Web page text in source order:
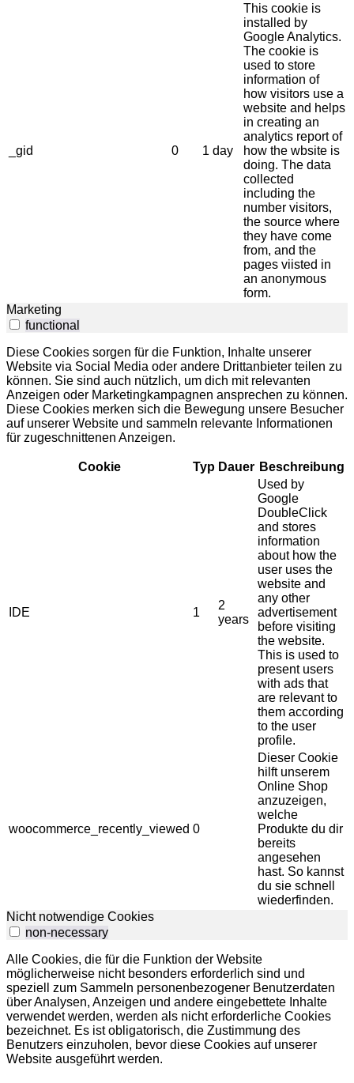
_gid 0 1 day
This cookie is
installed by
Google Analytics.
The cookie is
used to store
information of
how visitors use a
website and helps
in creating an
analytics report of
how the wbsite is
doing. The data
collected
including the
number visitors,
the source where
they have come
from, and the
pages viisted in
an anonymous
form.
Marketing
functional
Diese Cookies sorgen für die Funktion, Inhalte unserer
Website via Social Media oder andere Drittanbieter teilen zu
können. Sie sind auch nützlich, um dich mit relevanten
Anzeigen oder Marketingkampagnen ansprechen zu können.
Diese Cookies merken sich die Bewegung unsere Besucher
auf unserer Website und sammeln relevante Informationen
für zugeschnittenen Anzeigen.
Cookie Typ Dauer Beschreibung
IDE 1
2
years
Used by
Google
DoubleClick
and stores
information
about how the
user uses the
website and
any other
advertisement
before visiting
the website.
This is used to
present users
with ads that
are relevant to
them according
to the user
profile.
woocommerce_recently_viewed 0
Dieser Cookie
hilft unserem
Online Shop
anzuzeigen,
welche
Produkte du dir
bereits
angesehen
hast. So kannst
du sie schnell
wiederfinden.
Nicht notwendige Cookies
non-necessary
Alle Cookies, die für die Funktion der Website
möglicherweise nicht besonders erforderlich sind und
speziell zum Sammeln personenbezogener Benutzerdaten
über Analysen, Anzeigen und andere eingebettete Inhalte
verwendet werden, werden als nicht erforderliche Cookies
bezeichnet. Es ist obligatorisch, die Zustimmung des
Benutzers einzuholen, bevor diese Cookies auf unserer
Website ausgeführt werden.